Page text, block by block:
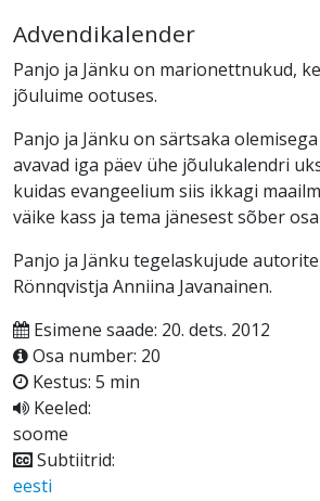
Advendikalender
Panjo ja Jänku on marionettnukud,
jõuluime ootuses.
Panjo ja Jänku on särtsaka
avavad iga päev ühe jõulukalendri
kuidas evangeelium siis ikkagi
väike kass ja tema jänesest sõber
Panjo ja Jänku tegelaskujude
Rönnqvistja Anniina Javanainen.
Esimene saade: 20. dets. 2012
Osa number: 20
Kestus: 5 min
Keeled:
soome
Subtiitrid:
eesti